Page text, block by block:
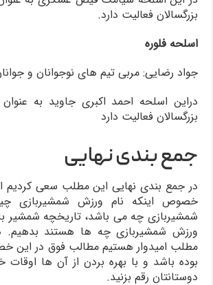
بزرگسالان فعالیت دارد.
اسلحه فلوره
جواد رضایی: مربی تیم های نوجوانان و
دراین اسلحه احمد اکبری جاوید به
بزرگسالان فعالیت دارد
جمع بندی نهایی
در جمع بندی نهایی این مطلب سعی کردیم
خصوص اینکه نام ورزش شمشیربازی
شمشیربازی چه می باشد، تاریخچه شمشیر
ورزش شمشیربازی چه ها هستند
مطلب امیدوار هستیم مطالب فوق در این
بوده باشد و با بهره بردن از آن ها
دوستانتان رقم بزنید.